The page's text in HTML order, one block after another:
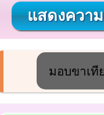
แสดงควา
มอบขาเที